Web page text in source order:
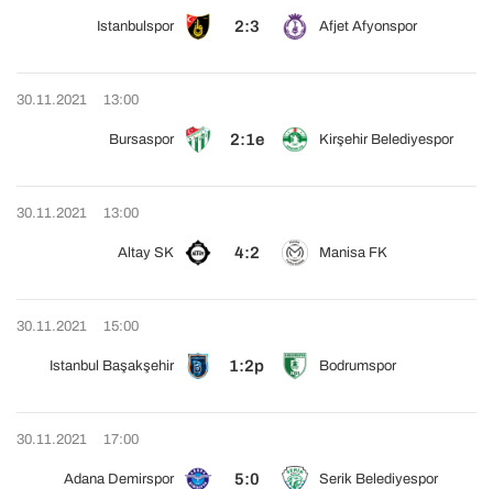
Istanbulspor 2:3 Afjet Afyonspor
30.11.2021 13:00
Bursaspor 2:1e Kirşehir Belediyespor
30.11.2021 13:00
Altay SK 4:2 Manisa FK
30.11.2021 15:00
Istanbul Başakşehir 1:2p Bodrumspor
30.11.2021 17:00
Adana Demirspor 5:0 Serik Belediyespor